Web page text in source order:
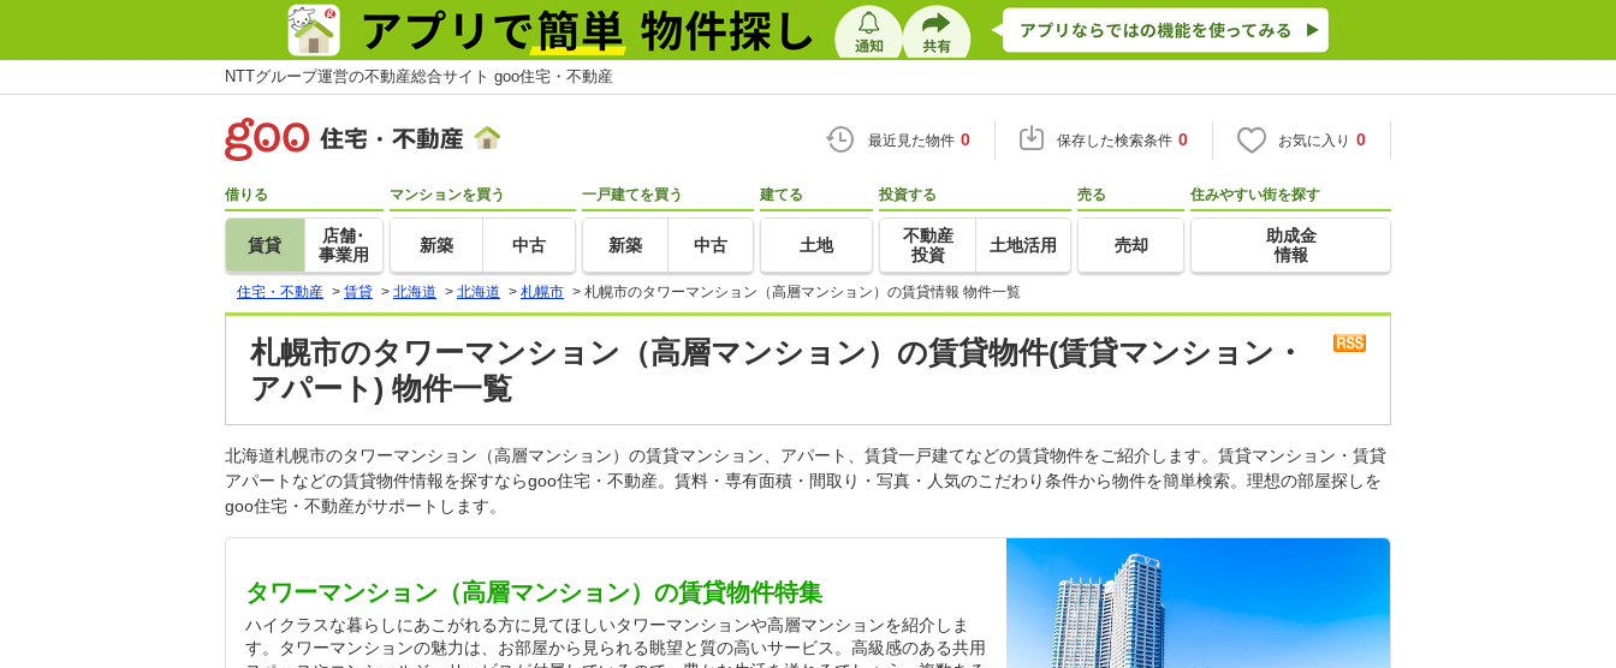
NTTグループ運営の不動産総合サイト goo住宅・不動産
最近見た物件 0 保存した検索条件 0 お気に入り 0
借りる
賃貸
店舗･
事業用
マンションを買う
新築 中古
一戸建てを買う
新築 中古
建てる
土地
投資する
不動産
投資
土地活用
売る
売却
住みやすい街を探す
助成金
情報
住宅・不動産 > 賃貸 > 北海道 > 北海道 > 札幌市 > 札幌市のタワーマンション（高層マンション）の賃貸情報 物件一覧
札幌市のタワーマンション（高層マンション）の賃貸物件(賃貸マンション・
アパート) 物件一覧
北海道札幌市のタワーマンション（高層マンション）の賃貸マンション、アパート、賃貸一戸建てなどの賃貸物件をご紹介します。賃貸マンション・賃貸
アパートなどの賃貸物件情報を探すならgoo住宅・不動産。賃料・専有面積・間取り・写真・人気のこだわり条件から物件を簡単検索。理想の部屋探しを
goo住宅・不動産がサポートします。
タワーマンション（高層マンション）の賃貸物件特集
ハイクラスな暮らしにあこがれる方に見てほしいタワーマンションや高層マンションを紹介しま
す。タワーマンションの魅力は、お部屋から見られる眺望と質の高いサービス。高級感のある共用